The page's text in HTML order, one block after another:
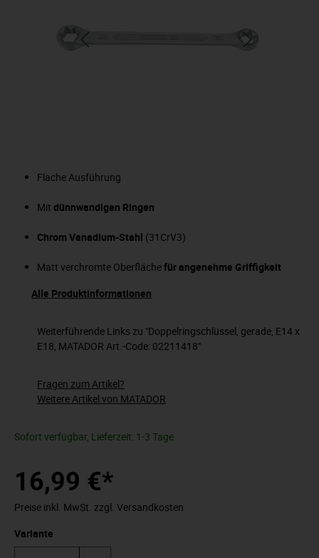
Flache Ausführung
Mit dünnwandigen Ringen
Chrom Vanadium-Stahl (31CrV3)
Matt verchromte Oberflächefür angenehme Griffigkeit
Alle Produktinformationen
Weiterführende Links zu "Doppelringschlüssel, gerade, E14 x
E18, MATADOR Art.-Code: 02211418"
Fragen zum Artikel?
Weitere Artikel von MATADOR
Sofort verfügbar, Lieferzeit: 1-3 Tage
16,99 €*
Preise inkl. MwSt. zzgl. Versandkosten
Variante